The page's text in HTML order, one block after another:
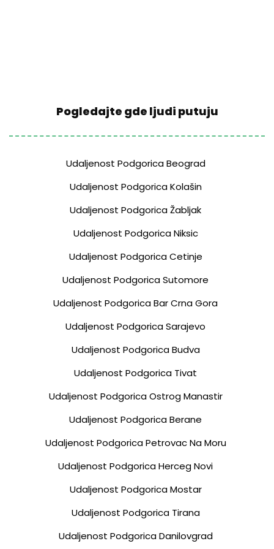
Pogledajte gde ljudi putuju
Udaljenost Podgorica Beograd
Udaljenost Podgorica Kolašin
Udaljenost Podgorica Žabljak
Udaljenost Podgorica Niksic
Udaljenost Podgorica Cetinje
Udaljenost Podgorica Sutomore
Udaljenost Podgorica Bar Crna Gora
Udaljenost Podgorica Sarajevo
Udaljenost Podgorica Budva
Udaljenost Podgorica Tivat
Udaljenost Podgorica Ostrog Manastir
Udaljenost Podgorica Berane
Udaljenost Podgorica Petrovac Na Moru
Udaljenost Podgorica Herceg Novi
Udaljenost Podgorica Mostar
Udaljenost Podgorica Tirana
Udaljenost Podgorica Danilovgrad